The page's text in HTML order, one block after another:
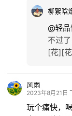
柳絮晗
@轻
不过
[花][
风雨
2023年8月21日
玩个痛快，